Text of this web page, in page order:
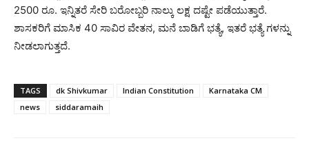
2500 ರೂ. ಇನ್ನಿತರೆ ಸೇರಿ ಬರೋಬ್ಬರಿ ನಾಲ್ಕು ಲಕ್ಷ ದಷ್ಟೇ ಪಡೆಯುತ್ತಾರೆ.
ಶಾಸಕರಿಗೆ ಮಾಸಿಕ 40 ಸಾವಿರ ವೇತನ, ಮನೆ ಬಾಡಿಗೆ ಭತ್ಯೆ, ಇತರೆ ಭತ್ಯೆ ಗಳನ್ನು
ನೀಡಲಾಗುತ್ತದೆ.
TAGS dk Shivkumar Indian Constitution
Karnataka CM
news
siddaramaih